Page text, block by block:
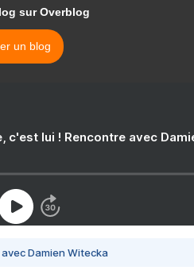
sur Overblog
un blog
c'est lui ! Rencontre avec
Damien Witecka